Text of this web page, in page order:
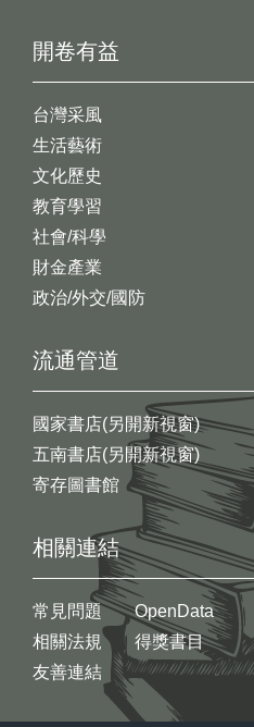
開卷有益
台灣采風
生活藝術
文化歷史
教育學習
社會/科學
財金產業
政治/外交/國防
流通管道
國家書店(另開新視窗)
五南書店(另開新視窗)
寄存圖書館
相關連結
常見問題
相關法規
友善連結
OpenData
得獎書目